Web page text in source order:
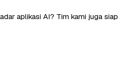
aplikasi AI? Tim kami juga